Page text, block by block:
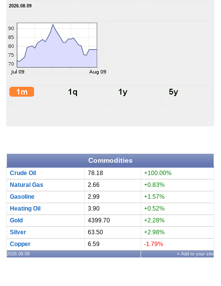
2026.08.09
Commodities
Crude Oil 78.18
+100.00%
Natural Gas
2.66
+0.83%
Gasoline
2.99
+1.57%
Heating Oil
3.90
+0.52%
Gold
4399.70
+2.28%
Silver
63.50
+2.98%
Copper
6.59 -1.79%
2026.08.08 » Add to your site